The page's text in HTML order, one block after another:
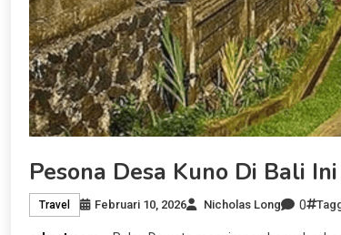
Pesona Desa Kuno Di Bali
Travel Februari 10, 2026 Nicholas Long 0